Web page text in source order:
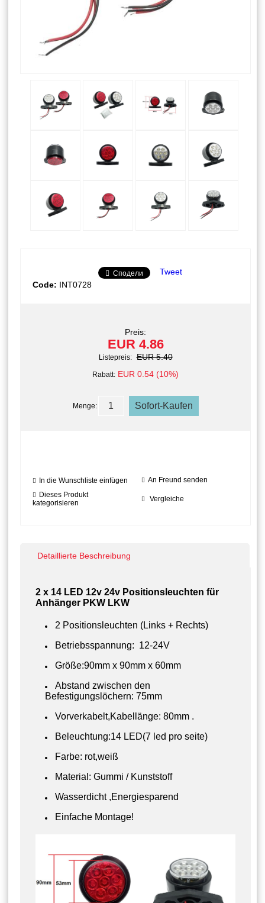
Сподели
Tweet
Code: INT0728
Preis:
EUR 4.86
Listepreis: EUR 5.40
Rabatt: EUR 0.54 (10%)
Menge:
In die Wunschliste einfügen
An Freund senden
Dieses Produkt
kategorisieren
Vergleiche
Detaillierte Beschreibung
2 x 14 LED 12v 24v Positionsleuchten für
Anhänger PKW LKW
​2 Positionsleuchten (Links + Rechts)
Betriebsspannung: 12-24V
Größe:90mm x 90mm x 60mm
Abstand zwischen den
Befestigungslöchern: 75mm
Vorverkabelt,Kabellänge: 80mm .
Beleuchtung:14 LED(7 led pro seite)
Farbe: rot,weiß
Material: Gummi / Kunststoff
Wasserdicht ,Energiesparend
Einfache Montage!